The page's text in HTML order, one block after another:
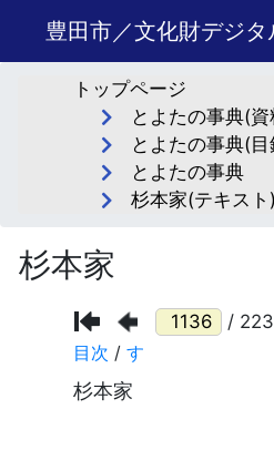
豊田市／文化財デジ
トップページ
とよたの事典(
とよたの事典(目
とよたの事典
杉本家(テキスト)
杉本家
/